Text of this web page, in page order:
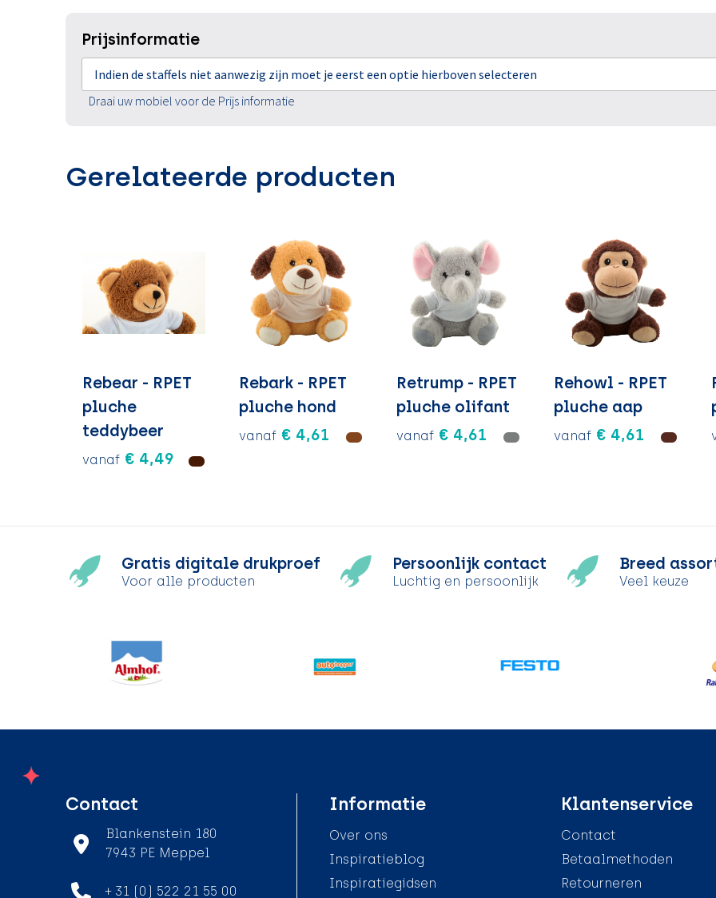
Prijsinformatie
Indien de staffels niet aanwezig zijn moet je eerst een optie hierboven selecteren
Draai uw mobiel voor de Prijs informatie
Gerelateerde producten
Rebear - RPET
pluche
teddybeer
vanaf € 4,49
Rebark - RPET
pluche hond
vanaf € 4,61
Retrump - RPET
pluche olifant
vanaf € 4,61
Rehowl - RPET
pluche aap
vanaf € 4,61
Gratis digitale drukproef
Voor alle producten
Persoonlijk contact
Luchtig en persoonlijk
Breed
Veel keuze
Contact
Blankenstein 180
7943 PE Meppel
+ 31 (0) 522 21 55 00
Informatie
Over ons
Inspiratieblog
Inspiratiegidsen
Klantenservice
Contact
Betaalmethoden
Retourneren